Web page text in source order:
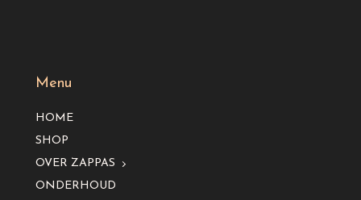
Menu
HOME
SHOP
OVER ZAPPAS
ONDERHOUD